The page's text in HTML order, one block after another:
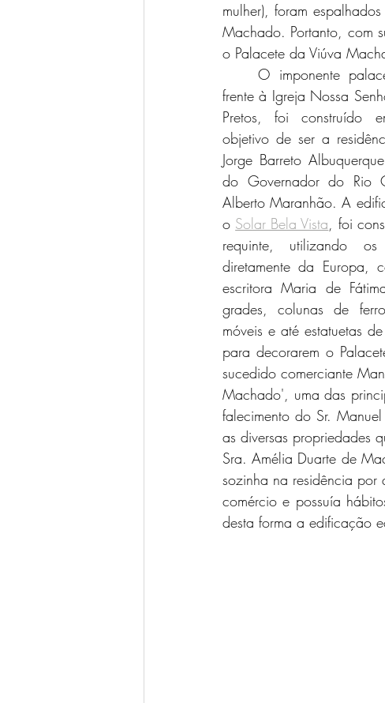
mulher), foram
Machado. Portanto, com
o Palacete da Viúva
	O imponente palacete localizado em
frente à Igreja Nossa
Pretos, foi
objetivo de ser a
Jorge Barreto
do Governador do Rio
Alberto Maranhão. A
o Solar Bela Vista, foi
requinte, utilizando os
diretamente da Europa,
escritora Maria de
grades, colunas de
móveis e até estatuetas
para decorarem o
sucedido comerciante
Machado', uma das
falecimento do Sr.
as diversas propriedades
Sra. Amélia Duarte de
sozinha na residência por
comércio e possuía
desta forma a edificação